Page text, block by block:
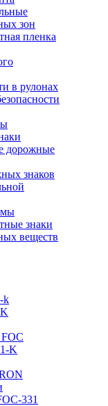
зон
пленка
в рулонах
дорожные
знаков
знаки
веществ
k
K
331